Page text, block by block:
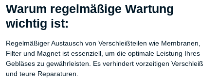
Warum regelmäßige Wartung
wichtig ist:
Regelmäßiger Austausch von Verschleißteilen wie Membranen,
Filter und Magnet ist essenziell, um die optimale Leistung Ihres
Gebläses zu gewährleisten. Es verhindert vorzeitigen Verschleiß
und teure Reparaturen.